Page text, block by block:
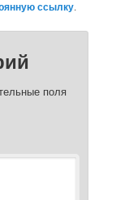
ссылку.
поля